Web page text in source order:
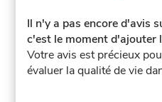
Il n'y a pas encore d'avis
c'est le moment d'ajouter
Votre avis est précieux
évaluer la qualité de vie